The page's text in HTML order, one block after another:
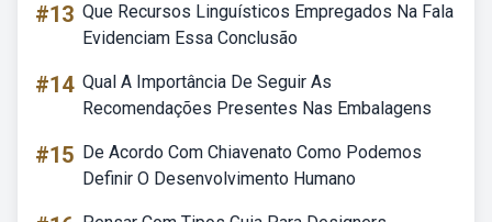
#13 Que Recursos Linguísticos Empregados Na Fala
Evidenciam Essa Conclusão
#14 Qual A Importância De Seguir As
Recomendações Presentes Nas Embalagens
#15 De Acordo Com Chiavenato Como Podemos
Definir O Desenvolvimento Humano